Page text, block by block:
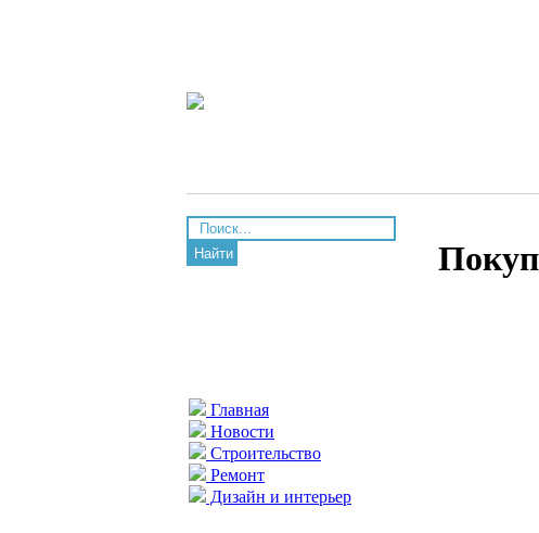
Найти
Главная
Новости
Строительство
Ремонт
Дизайн и интерьер